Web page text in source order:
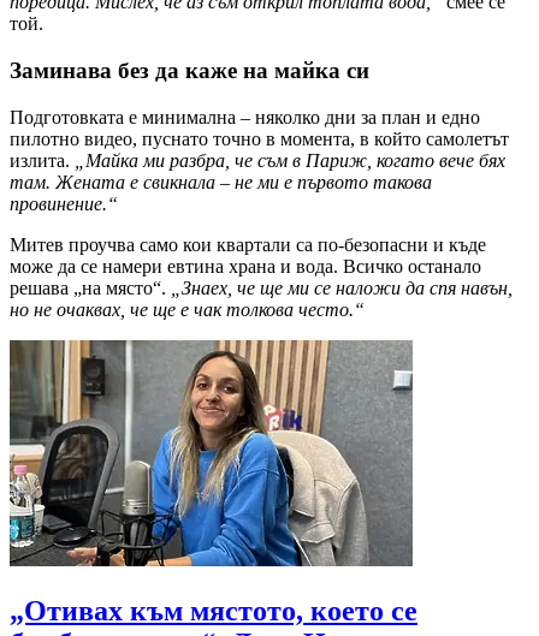
той.
Заминава без да каже на майка си
Подготовката е минимална – няколко дни за план и едно
пилотно видео, пуснато точно в момента, в който самолетът
излита.
„Майка ми разбра, че съм в Париж, когато вече бях
там. Жената е свикнала – не ми е първото такова
провинение.“
Митев проучва само кои квартали са по-безопасни и къде
може да се намери евтина храна и вода. Всичко останало
решава „на място“.
„Знаех, че ще ми се наложи да спя навън,
но не очаквах, че ще е чак толкова често.“
„Отивах към мястото, което се